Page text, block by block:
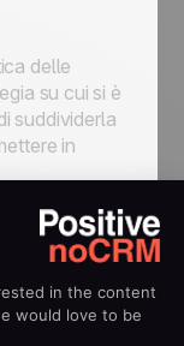
delle
su cui si è
suddividerla
in
come
l'email
sui
essere